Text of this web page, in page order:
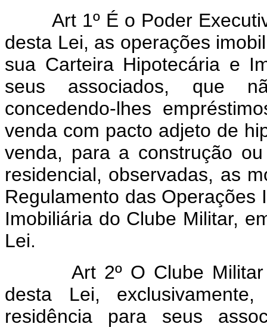
Art 1º É o Poder
desta Lei, as operações
sua Carteira Hipotecária e
seus associados, que
concedendo-lhes
venda com pacto adjeto de
venda, para a construção
residencial, observadas, as
Regulamento das Operações
Imobiliária do Clube Militar,
Lei.
Art 2º O Clube
desta Lei,
residência para seus